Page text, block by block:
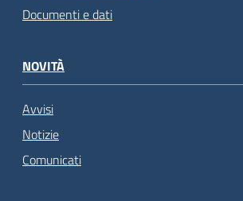
Documenti e dati
NOVITÀ
Avvisi
Notizie
Comunicati